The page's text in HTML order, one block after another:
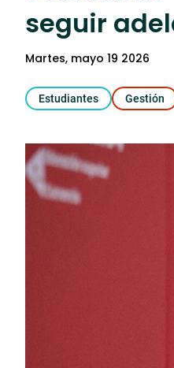
seguir
martes, mayo 19 2026
Estudiantes Gestión